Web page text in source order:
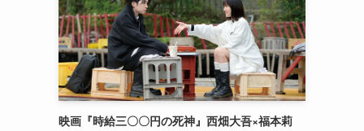
映画『時給三〇〇円の死神』西畑大吾×福本莉